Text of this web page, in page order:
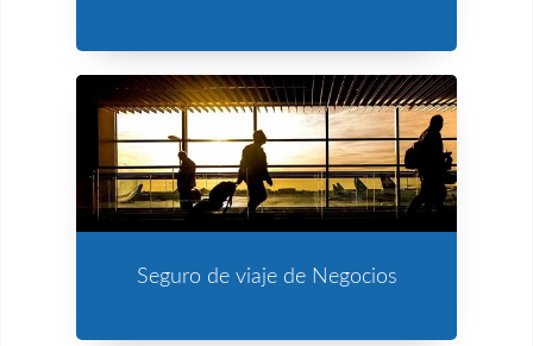
Seguro de viaje de Negocios